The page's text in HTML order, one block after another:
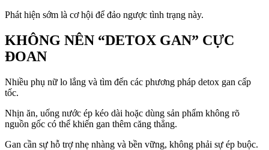
Phát hiện sớm là cơ hội để đảo ngược tình trạng này.
KHÔNG NÊN “DETOX GAN” CỰC
ĐOAN
Nhiều phụ nữ lo lắng và tìm đến các phương pháp detox gan cấp
tốc.
Nhịn ăn, uống nước ép kéo dài hoặc dùng sản phẩm không rõ
nguồn gốc có thể khiến gan thêm căng thẳng.
Gan cần sự hỗ trợ nhẹ nhàng và bền vững, không phải sự ép buộc.